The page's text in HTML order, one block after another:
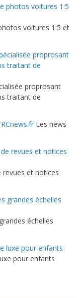
voitures 1:5 et
proprosant
traitant de
RCnews.fr Les news
revues et notices
échelles
pour enfants